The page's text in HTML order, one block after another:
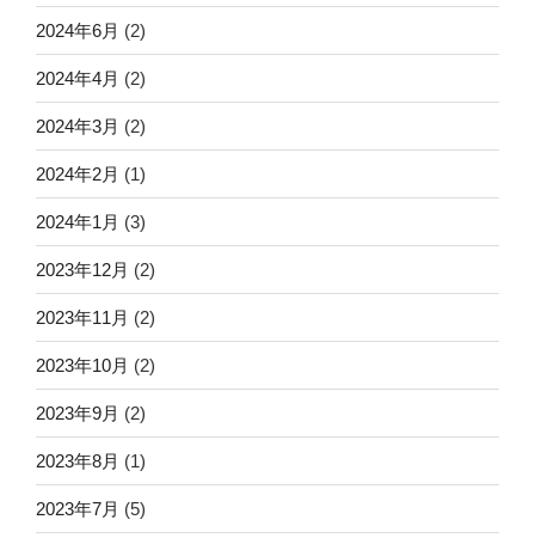
2024年6月 (2)
2024年4月 (2)
2024年3月 (2)
2024年2月 (1)
2024年1月 (3)
2023年12月 (2)
2023年11月 (2)
2023年10月 (2)
2023年9月 (2)
2023年8月 (1)
2023年7月 (5)